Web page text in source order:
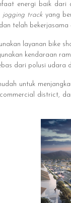
energi baik
jogging trackyang
telah bekerjasama
layanan bike
kendaraan
dari polusi udara
untuk
district,